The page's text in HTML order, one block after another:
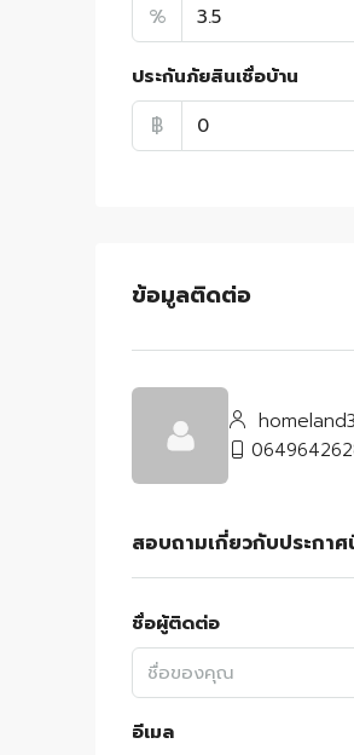
%
ประกันภัยสินเชื่อบ้าน
฿
ข้อมูลติดต่อ
สอบถามเกี่ยวกับประกา
ชื่อผู้ติดต่อ
อีเมล